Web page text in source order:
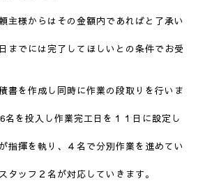
主様からはその金額内であればと了承い
までには完了してほしいとの条件でお受
書を作成し同時に作業の段取りを行いま
名を投入し作業完工日を１１日に設定し
指揮を執り、４名で分別作業を進めてい
タッフ２名が対応していきます。